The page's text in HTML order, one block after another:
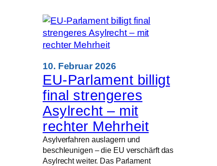
verbindliche
Regeln
gegen
Kinderarbeit
10. Februar 2026
EU-Parlament billigt
final strengeres
Asylrecht – mit
rechter Mehrheit
Asylverfahren auslagern und
beschleunigen – die EU verschärft das
Asylrecht weiter. Das Parlament